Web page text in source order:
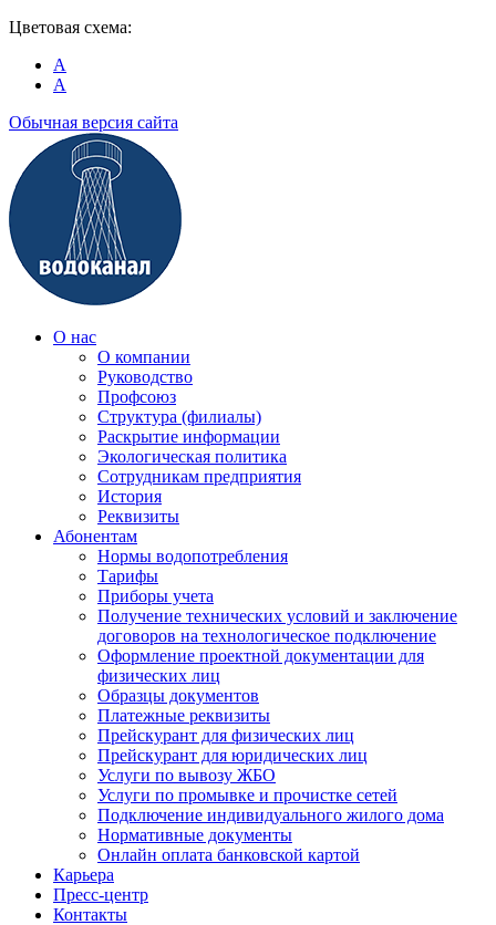
Цветовая схема:
A
A
Обычная версия сайта
О нас
О компании
Руководство
Профсоюз
Структура (филиалы)
Раскрытие информации
Экологическая политика
Сотрудникам предприятия
История
Реквизиты
Абонентам
Нормы водопотребления
Тарифы
Приборы учета
Получение технических условий и заключение
договоров на технологическое подключение
Оформление проектной документации для
физических лиц
Образцы документов
Платежные реквизиты
Прейскурант для физических лиц
Прейскурант для юридических лиц
Услуги по вывозу ЖБО
Услуги по промывке и прочистке сетей
Подключение индивидуального жилого дома
Нормативные документы
Онлайн оплата банковской картой
Карьера
Пресс-центр
Контакты